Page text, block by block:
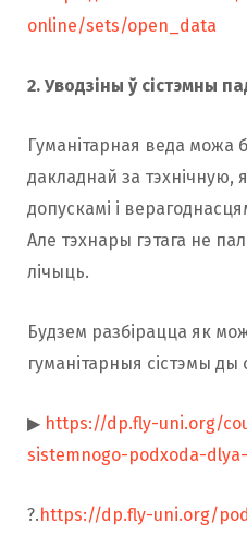
online/sets/open_data
2. Уводзіны ў сістэмны
Гуманітарная веда
дакладнай за тэхнічную,
допускамі і
Але тэхнары гэтага не
лічыць.
Будзем разбірацца як
гуманітарныя сістэмы ды
▶ https://dp.fly-uni.org/
sistemnogo-podxoda-
?. https://dp.fly-uni.org/